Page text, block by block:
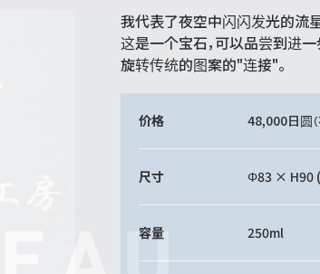
我代表了夜空中闪闪发光的流星
这是一个宝石，可以品尝到进
旋转传统的图案的"连接"。
价格 48,000日圆
尺寸 Φ83 × H90
容量 250ml